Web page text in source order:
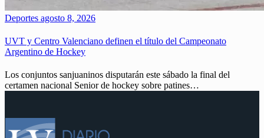
Deportes agosto 8, 2026
UVT y Centro Valenciano definen el título del Campeonato
Argentino de Hockey
Los conjuntos sanjuaninos disputarán este sábado la final del
certamen nacional Senior de hockey sobre patines…